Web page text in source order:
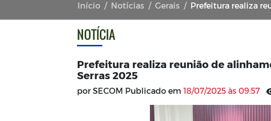
Início Notícias Gerais Prefeitura realiza reunião
NOTÍCIA
Prefeitura realiza reunião de
Serras 2025
por SECOM Publicado em 18/07/2025 às 09:57